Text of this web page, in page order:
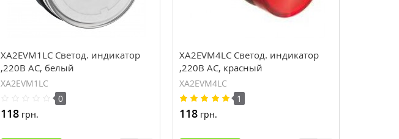
XA2EVM1LC Светод. индикатор
,220В AC, белый
XA2EVM1LC
0
118грн.
XA2EVM4LC Светод. индикатор
,220В AC, красный
XA2EVM4LC
1
118 грн.